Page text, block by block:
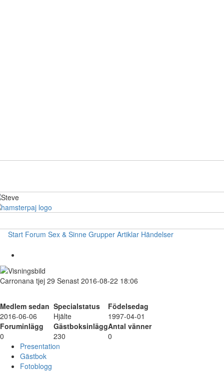
Start Forum Sex & Sinne Grupper Artiklar Händelser
Carronana tjej 29 Senast 2016-08-22 18:06
Medlem sedan Specialstatus
Födelsedag
2016-06-06
Hjälte
1997-04-01
Foruminlägg
GästboksinläggAntal vänner
0
230
0
Presentation
Gästbok
Fotoblogg